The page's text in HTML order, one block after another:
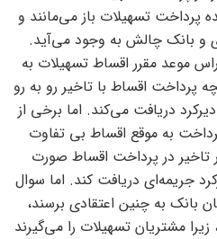
پرداخت تسهیلات باز می‌مانند و
بانک چالش به وجود می‌آید.
موعد مقرر اقساط تسهیلات به
پرداخت اقساط با تاخیر رو به رو
دریافت می‌کند. اما برخی از
به موقع اقساط بی تفاوت
تاخیر در پرداخت اقساط صورت
جریمه‌ای دریافت کند. اما سوال
بانک به چنین اعتقادی برسند،
مشتریان تسهیلات را می‌گیرند